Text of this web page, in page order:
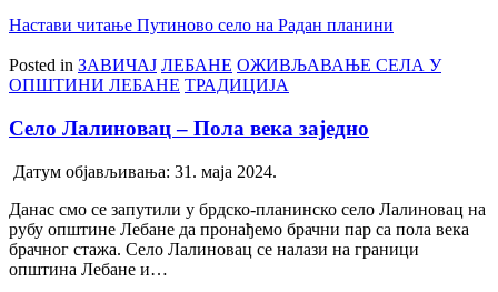
Настави читање Путиново село на Радан планини
Posted in ЗАВИЧАЈ ЛЕБАНЕ ОЖИВЉАВАЊЕ СЕЛА У
ОПШТИНИ ЛЕБАНЕ ТРАДИЦИЈА
Село Лалиновац – Пола века заједно
Датум објављивања: 31. маја 2024.
Данас смо се запутили у брдско-планинско село Лалиновац на
рубу општине Лебане да пронађемо брачни пар са пола века
брачног стажа. Село Лалиновац се налази на граници
општина Лебане и…